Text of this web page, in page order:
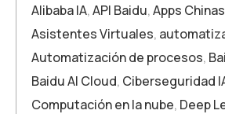
Alibaba IA,API Baidu,Apps Chinas
Asistentes Virtuales,
Automatización de procesos,
Baidu AI Cloud, Ciberseguridad
Computación en la nube, Deep